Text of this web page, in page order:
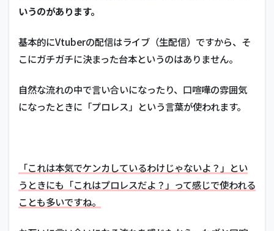
いうのがあります。
基本的にVtuberの配信はライブ（生配信）ですから、そ
こにガチガチに決まった台本というのはありません。
自然な流れの中で言い合いになったり、口喧嘩の雰囲気
になったときに「プロレス」という言葉が使われます。
「これは本気でケンカしているわけじゃないよ？」とい
うときにも「これはプロレスだよ？」って感じで使われる
ことも多いですね。